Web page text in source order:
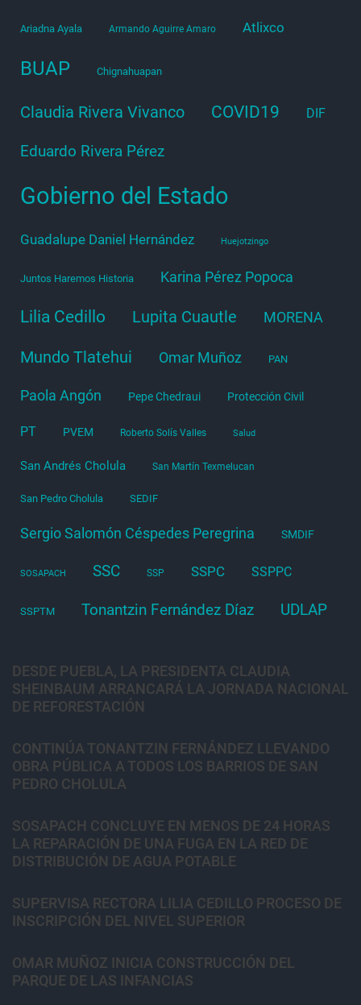
Ariadna Ayala Armando Aguirre Amaro Atlixco
BUAP Chignahuapan
Claudia Rivera Vivanco COVID19 DIF
Eduardo Rivera Pérez
Gobierno del Estado
Guadalupe Daniel Hernández Huejotzingo
Juntos Haremos Historia Karina Pérez Popoca
Lilia Cedillo Lupita Cuautle MORENA
Mundo Tlatehui Omar Muñoz PAN
Paola Angón Pepe Chedraui Protección Civil
PT PVEM Roberto Solís Valles Salud
San Andrés Cholula San Martín Texmelucan
San Pedro Cholula SEDIF
Sergio Salomón Céspedes Peregrina SMDIF
SOSAPACH SSC SSP SSPC SSPPC
SSPTM Tonantzin Fernández Díaz UDLAP
DESDE PUEBLA, LA PRESIDENTA CLAUDIA
SHEINBAUM ARRANCARÁ LA JORNADA NACIONAL
DE REFORESTACIÓN
CONTINÚA TONANTZIN FERNÁNDEZ LLEVANDO
OBRA PÚBLICA A TODOS LOS BARRIOS DE SAN
PEDRO CHOLULA
SOSAPACH CONCLUYE EN MENOS DE 24 HORAS
LA REPARACIÓN DE UNA FUGA EN LA RED DE
DISTRIBUCIÓN DE AGUA POTABLE
SUPERVISA RECTORA LILIA CEDILLO PROCESO DE
INSCRIPCIÓN DEL NIVEL SUPERIOR
OMAR MUÑOZ INICIA CONSTRUCCIÓN DEL
PARQUE DE LAS INFANCIAS